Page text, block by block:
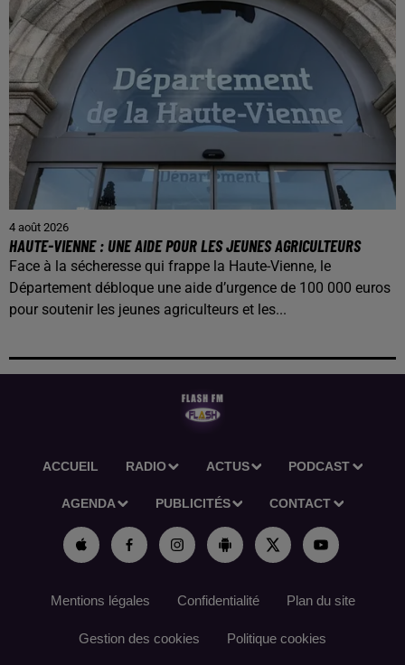
4 août 2026
HAUTE-VIENNE : UNE AIDE POUR LES JEUNES AGRICULTEURS
Face à la sécheresse qui frappe la Haute-Vienne, le
Département débloque une aide d’urgence de 100 000 euros
pour soutenir les jeunes agriculteurs et les...
ACCUEIL RADIO ACTUS PODCAST
AGENDA PUBLICITÉS CONTACT
Mentions légales Confidentialité Plan du site
Gestion des cookies Politique cookies